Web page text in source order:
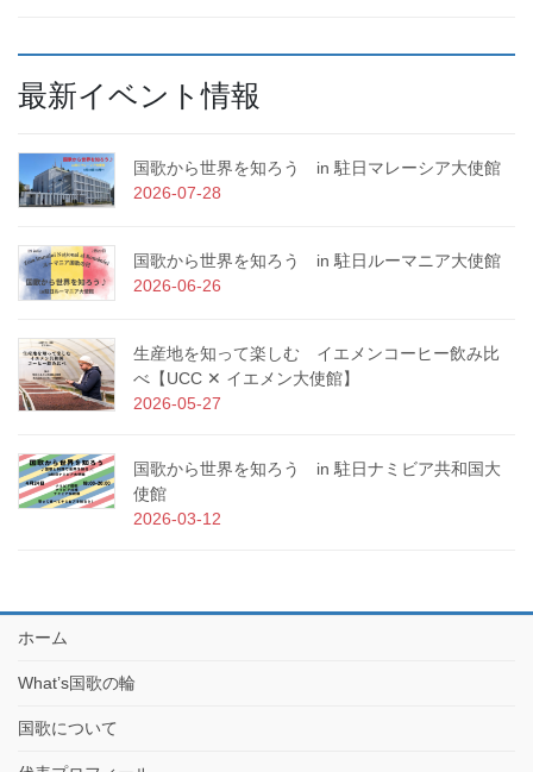
最新イベント情報
国歌から世界を知ろう in 駐日マレーシア大使館
2026-07-28
国歌から世界を知ろう in 駐日ルーマニア大使館
2026-06-26
生産地を知って楽しむ イエメンコーヒー飲み比
べ【UCC ✕ イエメン大使館】
2026-05-27
国歌から世界を知ろう in 駐日ナミビア共和国大
使館
2026-03-12
ホーム
What’s国歌の輪
国歌について